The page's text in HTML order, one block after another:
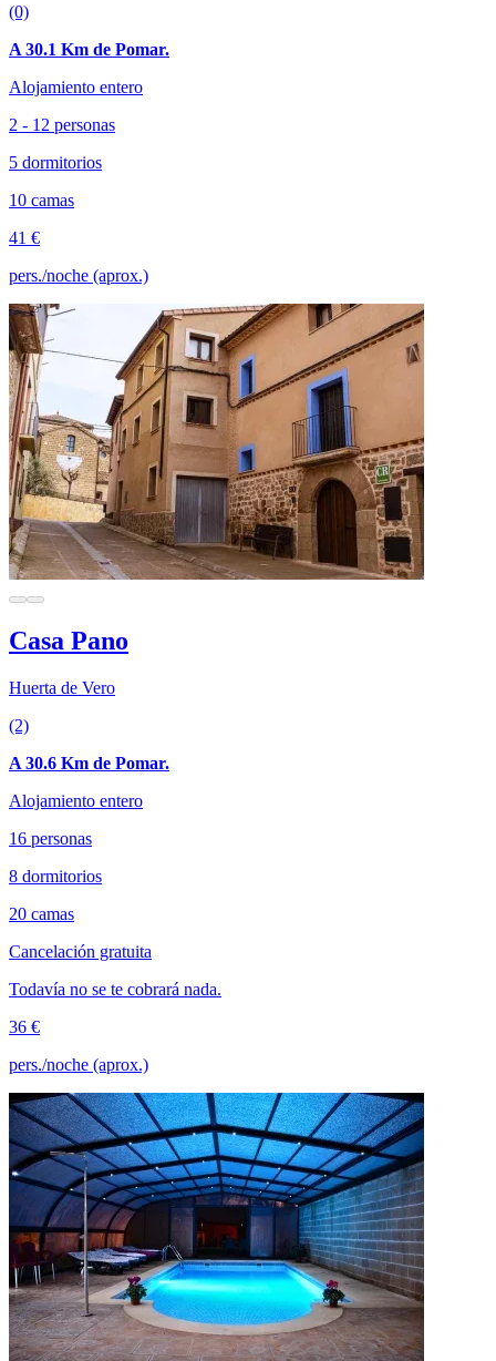
(0)
A 30.1 Km de Pomar.
Alojamiento entero
2 - 12 personas
5 dormitorios
10 camas
41 €
pers./noche (aprox.)
Casa Pano
Huerta de Vero
(2)
A 30.6 Km de Pomar.
Alojamiento entero
16 personas
8 dormitorios
20 camas
Cancelación gratuita
Todavía no se te cobrará nada.
36 €
pers./noche (aprox.)